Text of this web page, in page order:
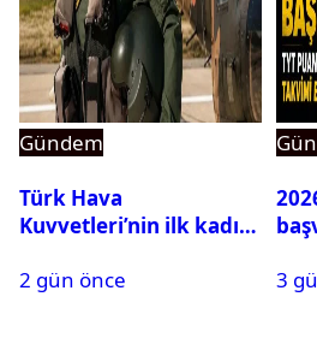
Gündem
Türk Hava
Kuvvetleri’nin ilk kadın
Karapınar hakkında
2 gün önce
3